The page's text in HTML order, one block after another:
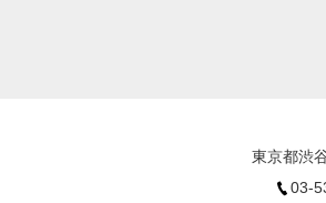
東京都渋
03-